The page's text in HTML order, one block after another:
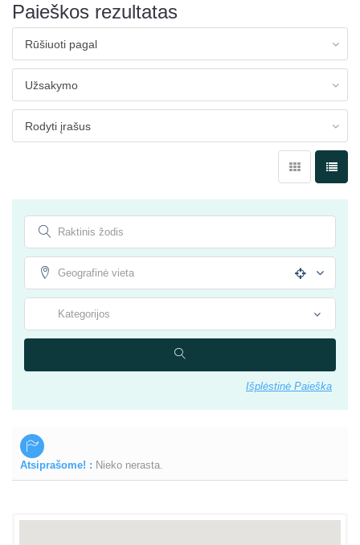
Paieškos rezultatas
Išplėstinė Paieška
Atsiprašome! : Nieko nerasta.